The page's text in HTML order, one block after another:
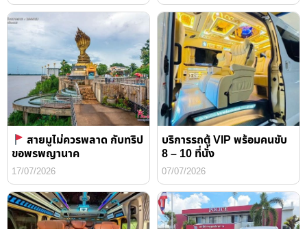
สายมูไม่ควรพลาด กับทริป
ขอพรพญานาค
17/07/2026
บริการรถตู้ VIP พร้อมคนขับ
8 – 10 ที่นั่ง
07/07/2026